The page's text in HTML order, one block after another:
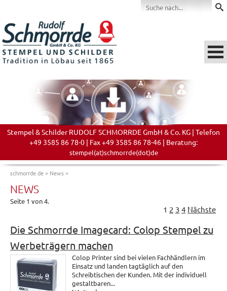
Stempel & Schilder RUDOLF SCHMORRDE GmbH & Co. KG | Telefon
+49 3585 86 78-0 | Fax +49 3585 86 78-46 | Beratung:
stempel(at)schmorrde(dot)de
schmorrde.de> News>
NEWS
Seite 1 von 4.
1 2 3 4 Nächste
Die Schmorrde Imagecard: Colop Stempel zu
Werbeträgern machen
Colop Printer sind bei vielen Fachhändlern im
Einsatz und landen tagtäglich auf den
Schreibtischen der Kunden. Mit der individuell
gestaltbaren...